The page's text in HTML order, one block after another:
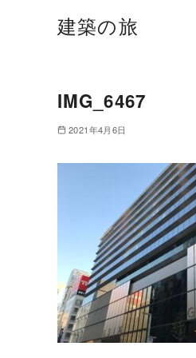
建築の旅
IMG_6467
2021年4月6日